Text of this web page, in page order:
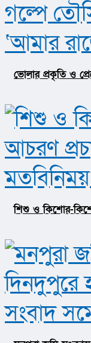
ভোলার প্রকৃতি ও
শিশু ও কিশোর-